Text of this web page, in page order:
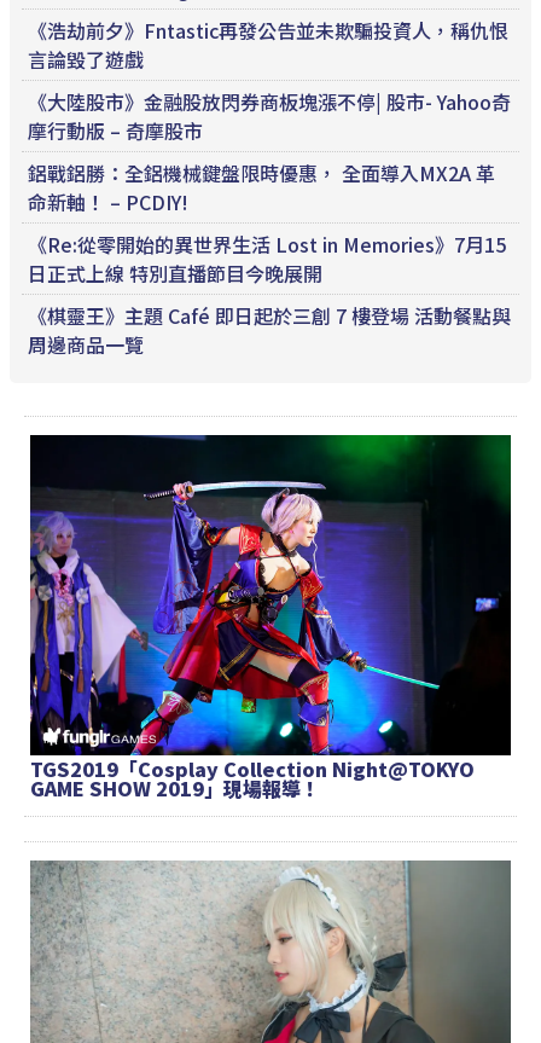
《浩劫前夕》Fntastic再發公告並未欺騙投資人，稱仇恨
言論毀了遊戲
《大陸股市》金融股放閃券商板塊漲不停| 股市- Yahoo奇
摩行動版 – 奇摩股市
鋁戰鋁勝：全鋁機械鍵盤限時優惠， 全面導入MX2A 革
命新軸！ – PCDIY!
《Re:從零開始的異世界生活 Lost in Memories》7月15
日正式上線 特別直播節目今晚展開
《棋靈王》主題 Café 即日起於三創 7 樓登場 活動餐點與
周邊商品一覽
TGS2019「Cosplay Collection Night@TOKYO
GAME SHOW 2019」現場報導！